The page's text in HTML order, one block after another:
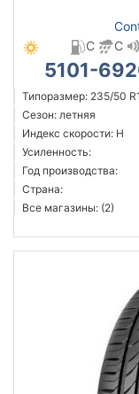
C
C
5101-
Типоразмер: 235/50
Сезон: летняя
Индекс скорости: H
Усиленность:
Год производства:
Страна:
Все магазины: (2)